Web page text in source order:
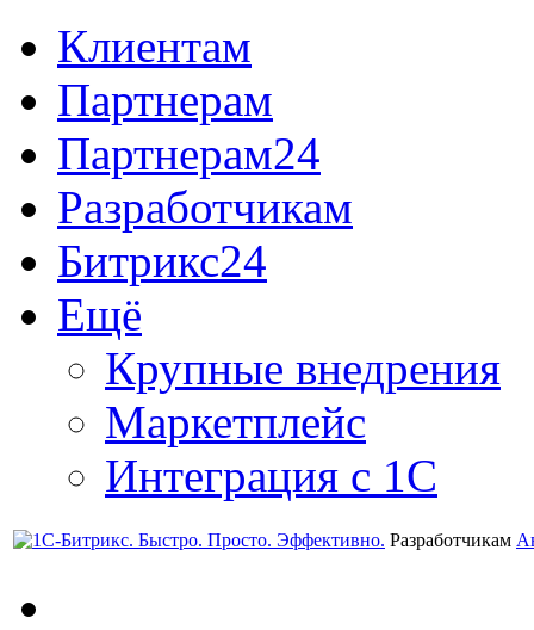
Клиентам
Партнерам
Партнерам24
Разработчикам
Битрикс24
Ещё
Крупные внедрения
Маркетплейс
Интеграция с 1С
Разработчикам